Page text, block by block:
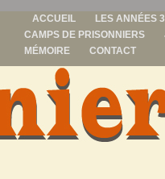
ACCUEIL LES ANNÉES
CAMPS DE PRISONNIERS
MÉMOIRE
CONTACT